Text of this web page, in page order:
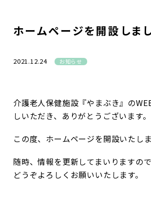
ホームページを開設しま
2021.12.24 お知らせ
介護老人保健施設『やまぶき』の
しいただき、ありがとうございます。
この度、ホームページを開設いたしま
随時、情報を更新してまいりますので
どうぞよろしくお願いいたします。